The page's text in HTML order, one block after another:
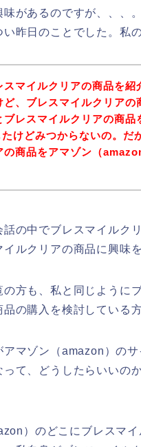
があるのですが、、、
昨日のことでした。私の
マイルクリアの商品を紹
、ブレスマイルクリアの
ブレスマイルクリアの商品
けどみつからないの。だ
の商品をアマゾン（
の中でブレスマイルク
ルクリアの商品に興味
方も、私と同じように
の購入を検討している
マゾン（amazon）の
て、どうしたらいいの
）のどこにブレスマ